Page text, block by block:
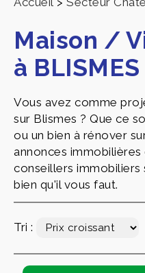
Maison /
à BLISMES
Vous avez comme
sur Blismes ? Que ce
ou un bien à rénover
annonces
conseillers
bien qu'il vous faut.
Tri :